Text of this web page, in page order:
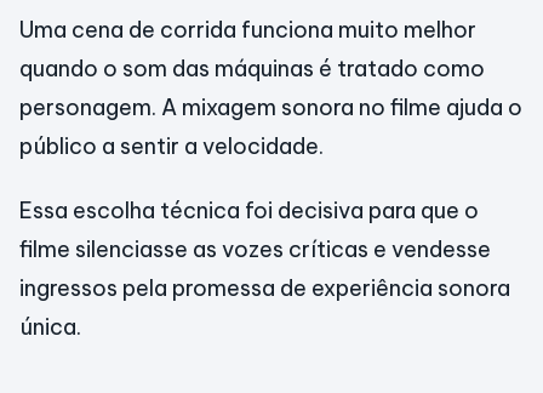
Uma cena de corrida funciona muito melhor
quando o som das máquinas é tratado como
personagem. A mixagem sonora no filme ajuda o
público a sentir a velocidade.
Essa escolha técnica foi decisiva para que o
filme silenciasse as vozes críticas e vendesse
ingressos pela promessa de experiência sonora
única.